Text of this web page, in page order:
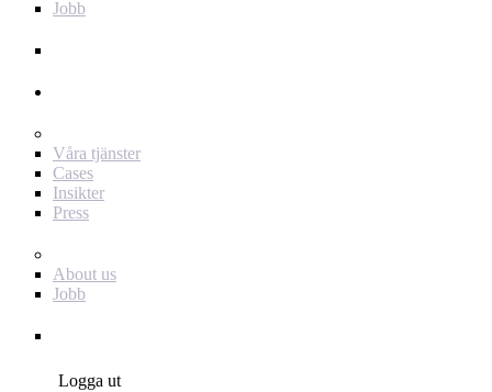
Jobb
Våra tjänster
Cases
Insikter
Press
About us
Jobb
Logga ut